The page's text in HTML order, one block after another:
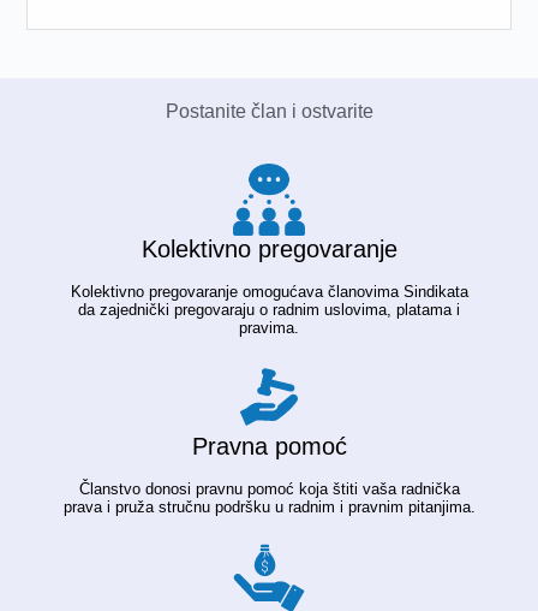
Postanite član i ostvarite
Kolektivno pregovaranje
Kolektivno pregovaranje omogućava članovima Sindikata
da zajednički pregovaraju o radnim uslovima, platama i
pravima.
Pravna pomoć
Članstvo donosi pravnu pomoć koja štiti vaša radnička
prava i pruža stručnu podršku u radnim i pravnim pitanjima.